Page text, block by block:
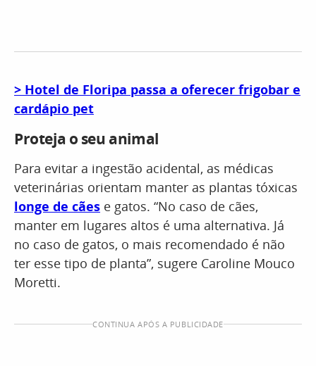
> Hotel de Floripa passa a oferecer frigobar e
cardápio pet
Proteja o seu animal
Para evitar a ingestão acidental, as médicas
veterinárias orientam manter as plantas tóxicas
longe de cães e gatos. “No caso de cães,
manter em lugares altos é uma alternativa. Já
no caso de gatos, o mais recomendado é não
ter esse tipo de planta”, sugere Caroline Mouco
Moretti.
CONTINUA APÓS A PUBLICIDADE